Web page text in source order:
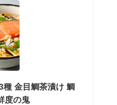
種 金目鯛茶漬け 鯛
度の鬼